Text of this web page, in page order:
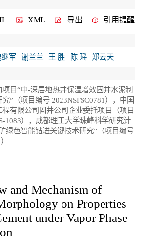
XML 导出 引用提醒
继军 谢兰兰 王 胜 陈 瑶
郑云天
目“中-深层地热井保温增效固井水泥制
”（项目编号 2023NSFSC0781），中国
有限公司固井公司企业委托项目（项目
1083），成都理工大学珠峰科学研究计
绿色智能钻进关键技术研究”（项目编号
and Mechanism of
on Properties
under Vapor Phase